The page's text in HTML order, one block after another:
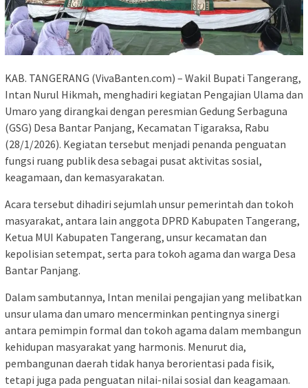
KAB. TANGERANG (VivaBanten.com) – Wakil Bupati Tangerang,
Intan Nurul Hikmah, menghadiri kegiatan Pengajian Ulama dan
Umaro yang dirangkai dengan peresmian Gedung Serbaguna
(GSG) Desa Bantar Panjang, Kecamatan Tigaraksa, Rabu
(28/1/2026). Kegiatan tersebut menjadi penanda penguatan
fungsi ruang publik desa sebagai pusat aktivitas sosial,
keagamaan, dan kemasyarakatan.
Acara tersebut dihadiri sejumlah unsur pemerintah dan tokoh
masyarakat, antara lain anggota DPRD Kabupaten Tangerang,
Ketua MUI Kabupaten Tangerang, unsur kecamatan dan
kepolisian setempat, serta para tokoh agama dan warga Desa
Bantar Panjang.
Dalam sambutannya, Intan menilai pengajian yang melibatkan
unsur ulama dan umaro mencerminkan pentingnya sinergi
antara pemimpin formal dan tokoh agama dalam membangun
kehidupan masyarakat yang harmonis. Menurut dia,
pembangunan daerah tidak hanya berorientasi pada fisik,
tetapi juga pada penguatan nilai-nilai sosial dan keagamaan.